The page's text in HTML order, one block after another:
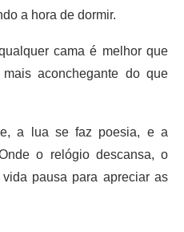
a hora de dormir.
cama é melhor que
aconchegante do que
a lua se faz poesia, e a
o relógio descansa, o
pausa para apreciar as